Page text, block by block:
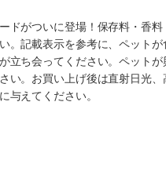
がついに登場！保存料・香
。記載表示を参考に、ペット
立ち会ってください。ペット
い。お買い上げ後は直射日光
与えてください。